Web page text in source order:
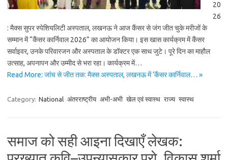
20
26
: मैक्स सुपर स्पेशियलिटी अस्पताल, लखनऊ ने आज कैंसर से जंग जीत चुके मरीजों के
सम्मान में “कैंसर कार्निवाल 2026” का आयोजन किया। इस खास कार्यक्रम में कैंसर
सर्वाइवर, उनके परिवारजन और अस्पताल के डॉक्टर एक साथ जुटे। पूरे दिन का माहौल
उत्साह, अपनापन और उम्मीद से भरा रहा। कार्यक्रम में…
Read More: जांच से जीत तक: मैक्स अस्पताल, लखनऊ में ‘कैंसर कार्निवाल… »
Category: National अंतरराष्ट्रीय अभी-अभी खेल एवं स्वास्थ राज्य स्वास्थ
समाज को सही आइना दिखाएँ लेखक: